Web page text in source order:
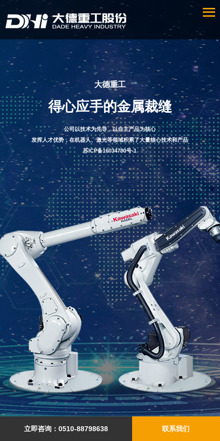
大德重工
得心应手的金属裁缝
公司以技术为先导，以自主产品为核心
发挥人才优势，在机器人、激光等领域积累了大量核心技术和产品
苏ICP备16034780号-1
立即咨询：0510-88798638 联系我们